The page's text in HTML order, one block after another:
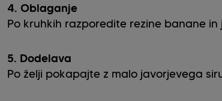
4. Oblaganje
Po kruhkih razporedite rezine banane
5. Dodelava
Po želji pokapajte z malo javorjevega